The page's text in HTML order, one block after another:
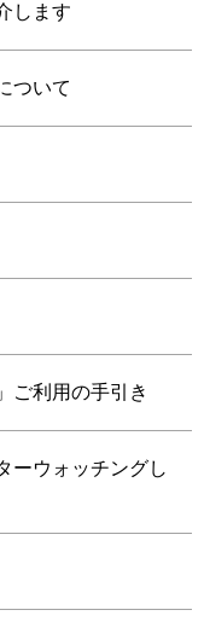
します
ついて
ご利用の手引き
ーウォッチングし